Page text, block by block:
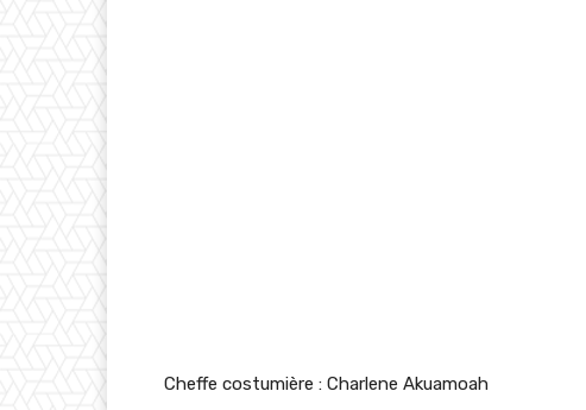
Cheffe costumière : Charlene Akuamoah